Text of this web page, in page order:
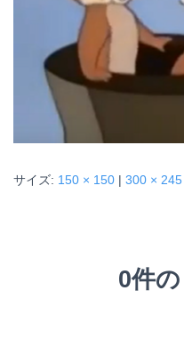
サイズ: 150 × 150 | 300 × 245
0件